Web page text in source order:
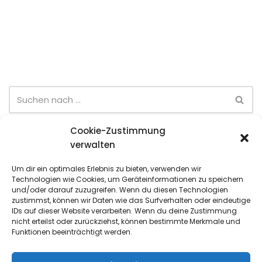
Cookie-Zustimmung
verwalten
Um dir ein optimales Erlebnis zu bieten, verwenden wir
Technologien wie Cookies, um Geräteinformationen zu speichern
und/oder darauf zuzugreifen. Wenn du diesen Technologien
zustimmst, können wir Daten wie das Surfverhalten oder eindeutige
IDs auf dieser Website verarbeiten. Wenn du deine Zustimmung
nicht erteilst oder zurückziehst, können bestimmte Merkmale und
Funktionen beeinträchtigt werden.
Neueste Beiträge
Sommer-Team-Cup (6. Spieltag)
Sommer-Team-Cup (5. Spieltag)
Sommer-Team-Cup (4. Spieltag)
Sommer-Team-Cup (3. Spieltag)